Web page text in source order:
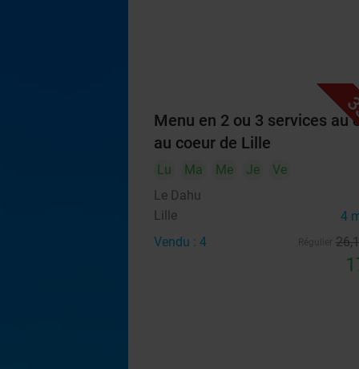
Menu en 2 ou 3 services au
au coeur de Lille
Lu Ma Me Je
Ve
Le Dahu
Lille 4
Vendu : 4 26